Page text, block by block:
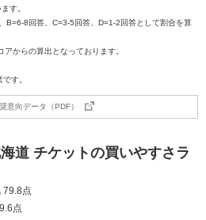
す。
8回答、C=3-5回答、D=1-2回答として割合を算
からの算出となっております。
す。
意向データ（PDF）
道 チケットの買いやすさラ
79.8点
点